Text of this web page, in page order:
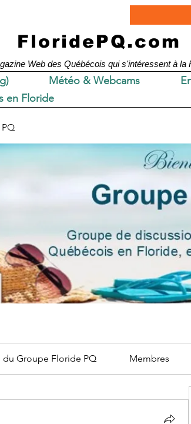
FloridePQ.com
Web des Québécois qui s'intéressent à la
Météo & Webcams
en Floride
Groupe Floride PQ Membres